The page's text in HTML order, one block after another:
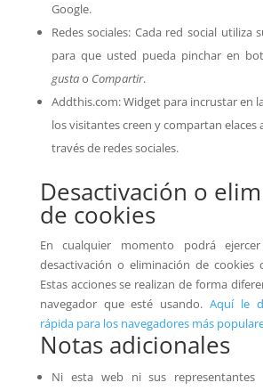
Google.
Redes sociales: Cada red social utiliza
para que usted pueda pinchar en
gustao Compartir.
Addthis.com: Widget para incrustar en
los visitantes creen y compartan elaces
través de redes sociales.
Desactivación o
de cookies
En cualquier momento podrá
desactivación o eliminación de cookies
Estas acciones se realizan de forma
navegador que esté usando. Aquí le
rápida para los navegadores más
Notas adicionales
Ni esta web ni sus representantes